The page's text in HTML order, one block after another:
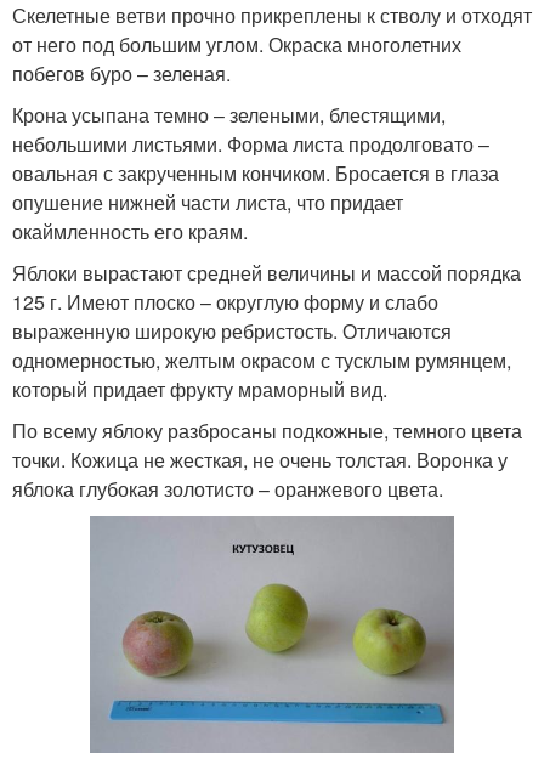
Скелетные ветви прочно прикреплены к стволу и отходят
от него под большим углом. Окраска многолетних
побегов буро – зеленая.
Крона усыпана темно – зелеными, блестящими,
небольшими листьями. Форма листа продолговато –
овальная с закрученным кончиком. Бросается в глаза
опушение нижней части листа, что придает
окаймленность его краям.
Яблоки вырастают средней величины и массой порядка
125 г. Имеют плоско – округлую форму и слабо
выраженную широкую ребристость. Отличаются
одномерностью, желтым окрасом с тусклым румянцем,
который придает фрукту мраморный вид.
По всему яблоку разбросаны подкожные, темного цвета
точки. Кожица не жесткая, не очень толстая. Воронка у
яблока глубокая золотисто – оранжевого цвета.